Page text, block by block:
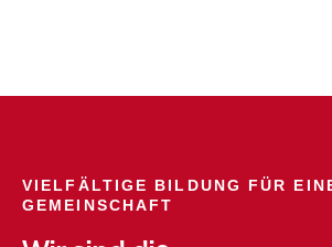
VIELFÄLTIGE BILDUNG FÜR
GEMEINSCHAFT